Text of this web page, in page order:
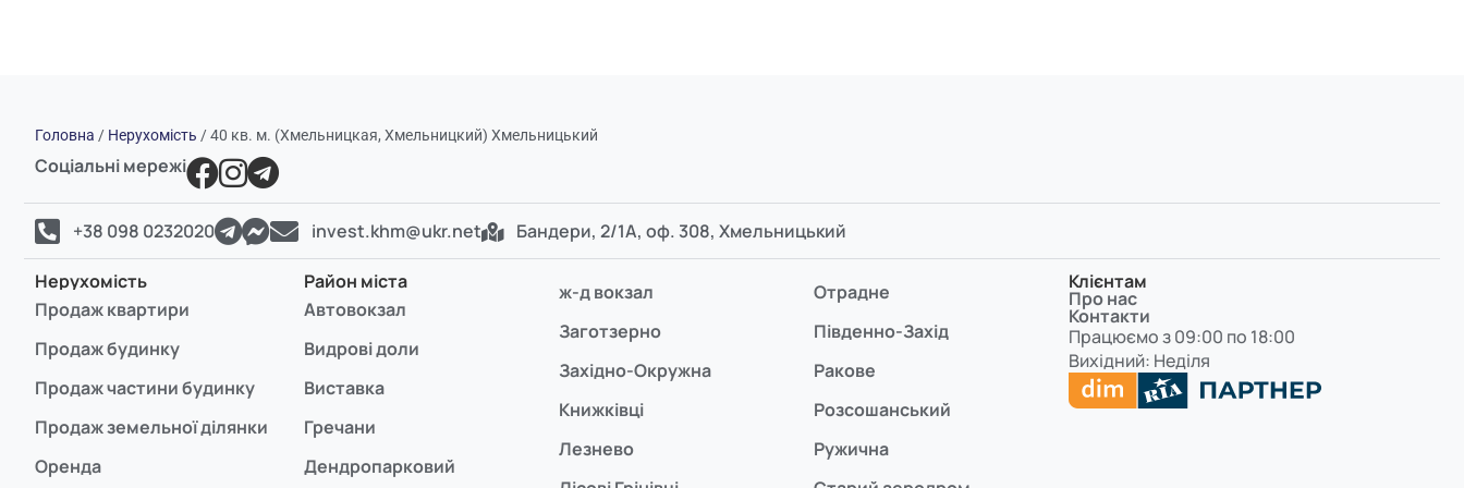
Головна / Нерухомість /40 кв. м. (Хмельницкая, Хмельницкий) Хмельницький
Соціальні мережі
+38 098 0232020 invest.khm@ukr.net Бандери, 2/1А, оф. 308, Хмельницький
Нерухомість
Продаж квартири
Продаж будинку
Продаж частини будинку
Продаж земельної ділянки
Оренда
Район міста
Автовокзал
Видрові доли
Виставка
Гречани
Дендропарковий
ж-д вокзал
Заготзерно
Західно-Окружна
Книжківці
Лезнево
Отрадне
Південно-Захід
Ракове
Розсошанський
Ружична
Клієнтам
Про нас
Контакти
Працюємо з 09:00 по 18:00
Вихідний: Неділя